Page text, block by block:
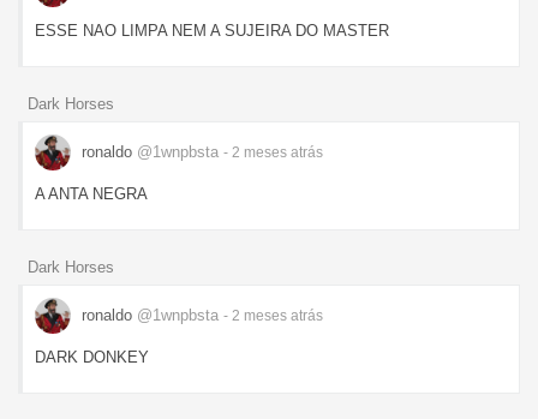
ESSE NAO LIMPA NEM A SUJEIRA DO MASTER
Dark Horses
ronaldo @1wnpbsta - 2 meses atrás
A ANTA NEGRA
Dark Horses
ronaldo @1wnpbsta - 2 meses atrás
DARK DONKEY